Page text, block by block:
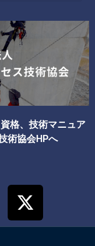
格、技術マニュア
術協会HPへ